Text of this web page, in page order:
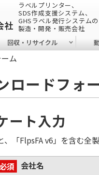
社
ラベルプリンター、
SDS作成支援システム、
GHSラベル発行システムの
製造・開発・販売会社
回収・リサイクル
ム
ロードフォ
ート入力
、「FlpsFA v6 」を含む全
会社名